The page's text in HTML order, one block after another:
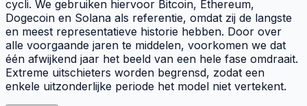
cycli. We gebruiken hiervoor Bitcoin, Ethereum,
Dogecoin en Solana als referentie, omdat zij de langste
en meest representatieve historie hebben. Door over
alle voorgaande jaren te middelen, voorkomen we dat
één afwijkend jaar het beeld van een hele fase omdraait.
Extreme uitschieters worden begrensd, zodat een
enkele uitzonderlijke periode het model niet vertekent.